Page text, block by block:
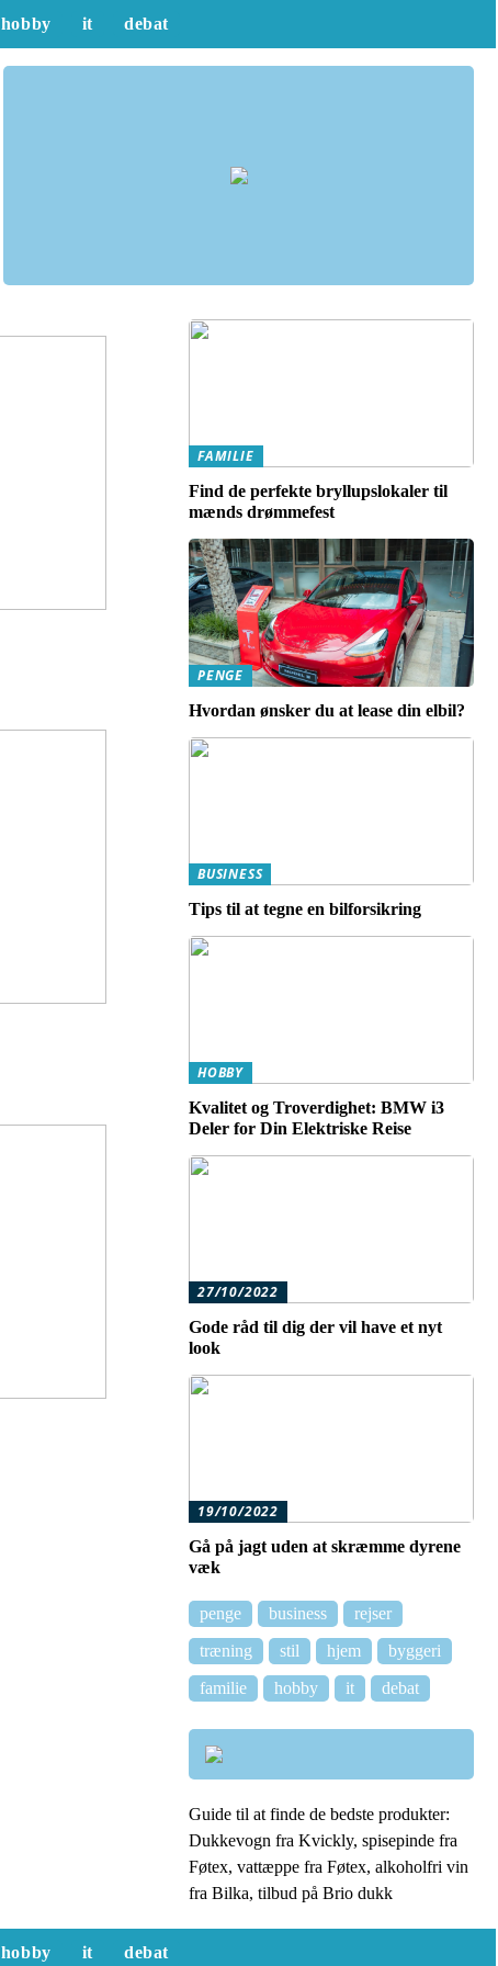
hobby it debat
FAMILIE
Find de perfekte bryllupslokaler til
mænds drømmefest
PENGE
Hvordan ønsker du at lease din elbil?
BUSINESS
Tips til at tegne en bilforsikring
HOBBY
Kvalitet og Troverdighet: BMW i3
Deler for Din Elektriske Reise
27/10/2022
Gode råd til dig der vil have et nyt
look
19/10/2022
Gå på jagt uden at skræmme dyrene
væk
penge business
rejser
træning
stil hjem
byggeri
familie
hobby it debat
Guide til at finde de bedste produkter:
Dukkevogn fra Kvickly, spisepinde fra
Føtex, vattæppe fra Føtex, alkoholfri vin
fra Bilka, tilbud på Brio dukk
hobby it debat